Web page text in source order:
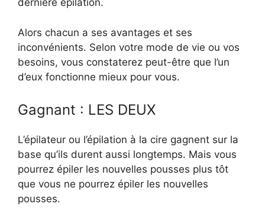
dernière épilation.
Alors chacun a ses avantages et ses
inconvénients. Selon votre mode de vie ou vos
besoins, vous constaterez peut-être que l’un
d’eux fonctionne mieux pour vous.
Gagnant : LES DEUX
L’épilateur ou l’épilation à la cire gagnent sur la
base qu’ils durent aussi longtemps. Mais vous
pourrez épiler les nouvelles pousses plus tôt
que vous ne pourrez épiler les nouvelles
pousses.